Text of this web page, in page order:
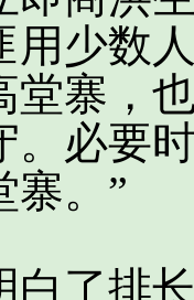
用少数
堂寨，
。必要
寨。”
了排长